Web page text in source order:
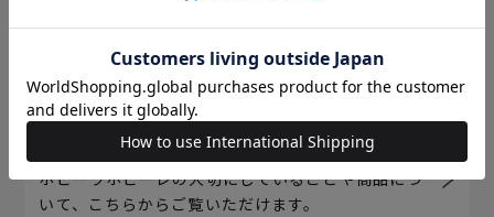
ホビーラホビーレについて
ホビーラホビーレの大切にしていることや商品につ
いて、こちらからご覧いただけます。